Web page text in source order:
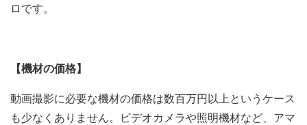
ロです。
【機材の価格】
動画撮影に必要な機材の価格は数百万円以上というケース
も少なくありません。ビデオカメラや照明機材など、アマ